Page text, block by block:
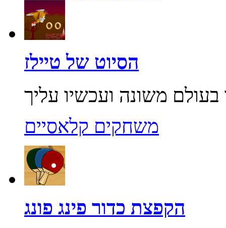
הסיוט של טיילז
משחקים קלאסיים
הקפצת כדור פינג פונג